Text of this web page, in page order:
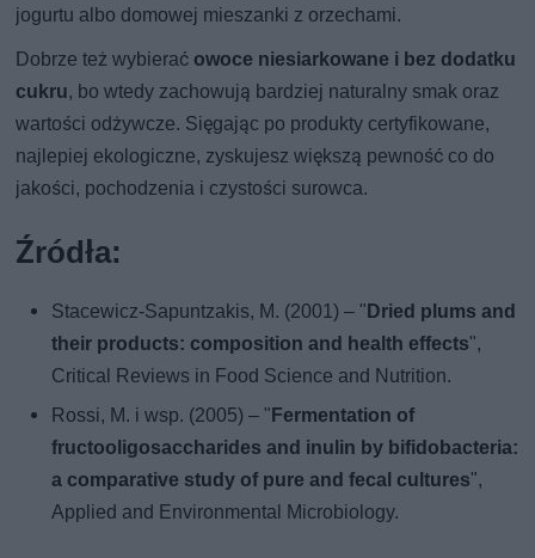
jogurtu albo domowej mieszanki z orzechami.
Dobrze też wybierać owoce niesiarkowane i bez dodatku
cukru, bo wtedy zachowują bardziej naturalny smak oraz
wartości odżywcze. Sięgając po produkty certyfikowane,
najlepiej ekologiczne, zyskujesz większą pewność co do
jakości, pochodzenia i czystości surowca.
Źródła:
Stacewicz-Sapuntzakis, M. (2001) – "Dried plums and
their products: composition and health effects",
Critical Reviews in Food Science and Nutrition.
Rossi, M. i wsp. (2005) – "Fermentation of
fructooligosaccharides and inulin by bifidobacteria:
a comparative study of pure and fecal cultures",
Applied and Environmental Microbiology.